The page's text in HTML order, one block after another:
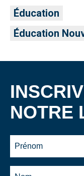
Éducation
Éducation
NOTRE